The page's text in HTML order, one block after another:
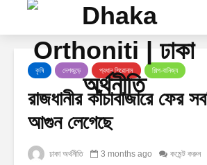
কৃষি দেশজুড়ে প্রধান শিরোনাম শিল্প-বানিজ্য
রাজধানীর কাঁচাবাজারে ফের
আগুন লেগেছে
ঢাকা অর্থনীতি 3 months ago কমেন্ট করুন